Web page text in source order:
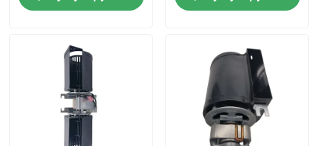
Skontaktuj się z nami
Aktualności
Wszystkie przypadki
Silnik dmuchawy konwekcyjnej